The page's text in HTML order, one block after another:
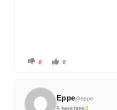
0 0
Eppe@eppe
5 berichten